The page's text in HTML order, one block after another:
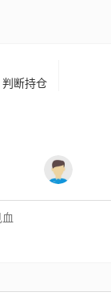
断持仓